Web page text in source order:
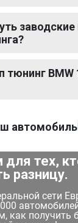
заводские
тюнинг BMW
тех,
разницу.
сети
как получить